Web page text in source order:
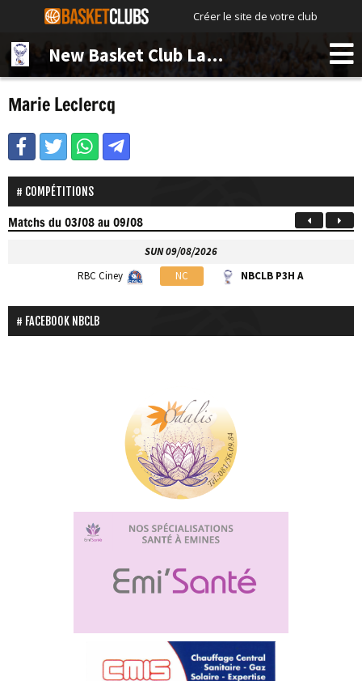
Créer le site de votre club
New Basket Club La Bruyère
Marie Leclercq
COMPÉTITIONS
Matchsdu 03/08 au 09/08
SUN 09/08/2026
RBC Ciney
NC NBCLB P3H A
FACEBOOK NBCLB